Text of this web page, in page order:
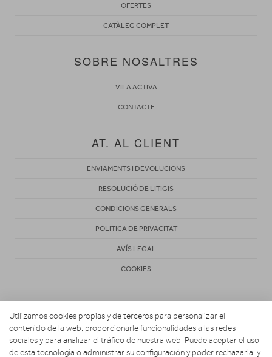
OFERTES
CATÀLEG COMPLET
SOBRE NOSALTRES
VILA ACTIVA
CONTACTE
AT. AL CLIENT
ENVIAMENTS I DEVOLUCIONS
RESOLUCIÓ DE LITIGIS
CONDICIONS GENERALS
POLITICA DE PRIVACITAT
AVÍS LEGAL
COOKIES
Utilizamos cookies propias y de terceros para personalizar el
contenido de la web, proporcionarle funcionalidades a las redes
sociales y para analizar el tráfico de nuestra web. Puede aceptar el uso
de esta tecnología o administrar su configuración y poder rechazarla, y